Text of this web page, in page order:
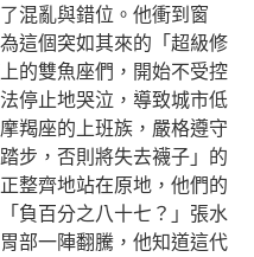
混亂與錯位。他衝到窗
這個突如其來的「超級修
的雙魚座們，開始不受控
停止地哭泣，導致城市低
羯座的上班族，嚴格遵守
步，否則將失去襪子」的
整齊地站在原地，他們的
負百分之八十七？」張水
部一陣翻騰，他知道這代